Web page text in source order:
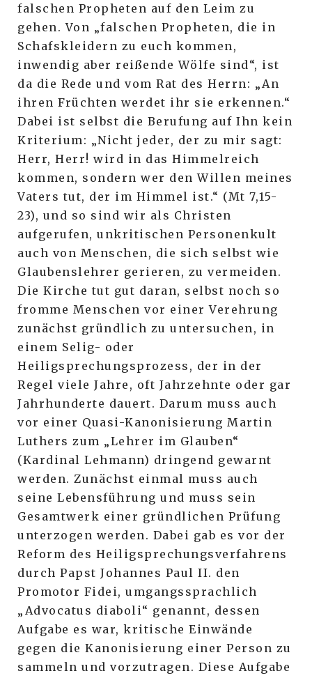
falschen Propheten auf den Leim zu
gehen. Von „falschen Propheten, die in
Schafskleidern zu euch kommen,
inwendig aber reißende Wölfe sind“, ist
da die Rede und vom Rat des Herrn: „An
ihren Früchten werdet ihr sie erkennen.“
Dabei ist selbst die Berufung auf Ihn kein
Kriterium: „Nicht jeder, der zu mir sagt:
Herr, Herr! wird in das Himmelreich
kommen, sondern wer den Willen meines
Vaters tut, der im Himmel ist.“ (Mt 7,15-
23), und so sind wir als Christen
aufgerufen, unkritischen Personenkult
auch von Menschen, die sich selbst wie
Glaubenslehrer gerieren, zu vermeiden.
Die Kirche tut gut daran, selbst noch so
fromme Menschen vor einer Verehrung
zunächst gründlich zu untersuchen, in
einem Selig- oder
Heiligsprechungsprozess, der in der
Regel viele Jahre, oft Jahrzehnte oder gar
Jahrhunderte dauert. Darum muss auch
vor einer Quasi-Kanonisierung Martin
Luthers zum „Lehrer im Glauben“
(Kardinal Lehmann) dringend gewarnt
werden. Zunächst einmal muss auch
seine Lebensführung und muss sein
Gesamtwerk einer gründlichen Prüfung
unterzogen werden. Dabei gab es vor der
Reform des Heiligsprechungsverfahrens
durch Papst Johannes Paul II. den
Promotor Fidei, umgangssprachlich
„Advocatus diaboli“ genannt, dessen
Aufgabe es war, kritische Einwände
gegen die Kanonisierung einer Person zu
sammeln und vorzutragen. Diese Aufgabe